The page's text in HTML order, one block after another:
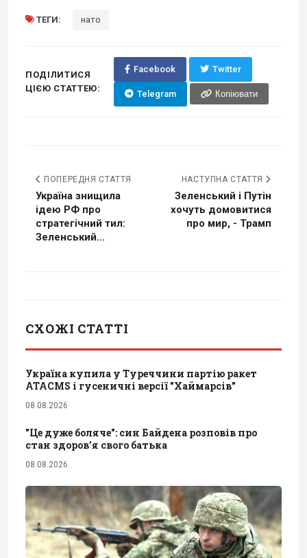
ТЕГИ: нато
ПОДІЛИТИСЯ
ЦІЄЮ СТАТТЕЮ:
Facebook Twitter
Telegram Копіювати
ПОПЕРЕДНЯ СТАТТЯ
Україна знищила
ідею РФ про
стратегічний тил:
Зеленський...
НАСТУПНА СТАТТЯ
Зеленський і Путін
хочуть домовитися
про мир, - Трамп
СХОЖІ СТАТТІ
Україна купила у Туреччини партію ракет
ATACMS і гусеничні версії "Хаймарсів"
08.08.2026
"Це дуже боляче": син Байдена розповів про
стан здоров’я свого батька
08.08.2026